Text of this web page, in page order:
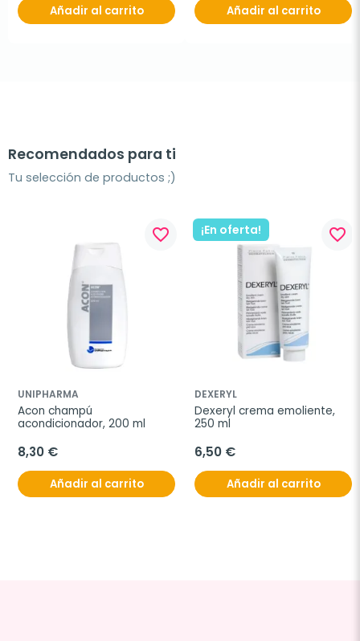
Añadir al carrito Añadir al carrito
Recomendados para ti
Tu selección de productos ;)
favorite_border
UNIPHARMA
Acon champú
acondicionador, 200 ml
8,30 €
Añadir al carrito
¡En oferta! favorite_border
DEXERYL
Dexeryl crema emoliente,
250 ml
6,50 €
Añadir al carrito